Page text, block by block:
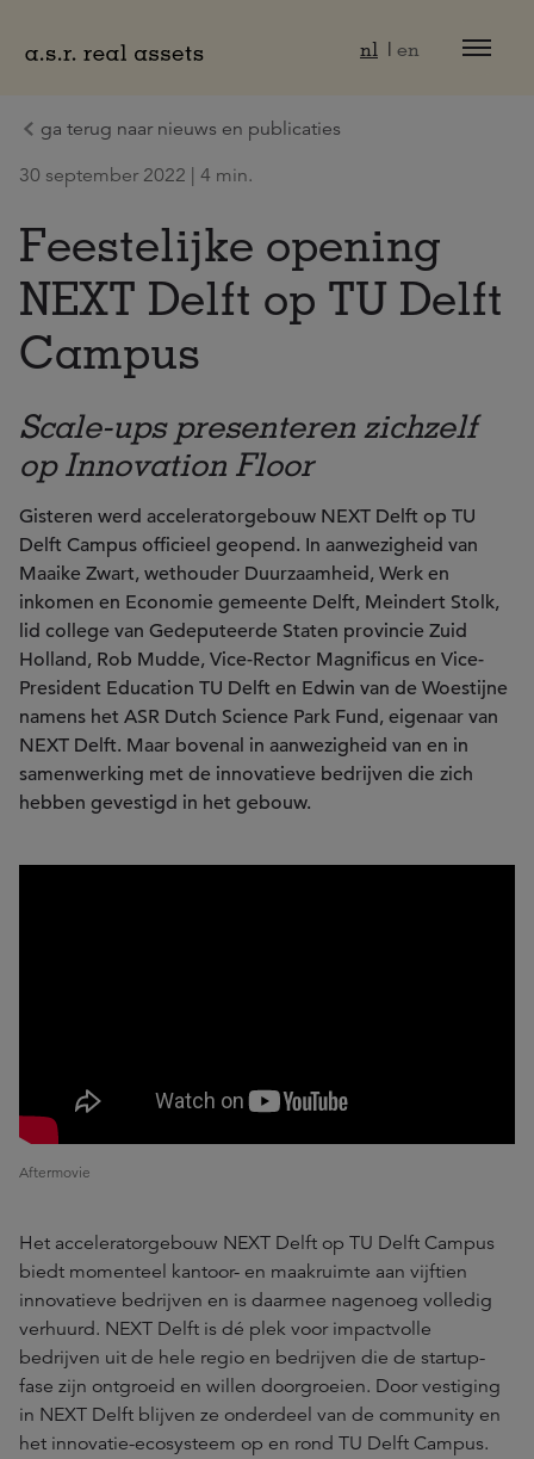
nl en
ga terug naar nieuws en publicaties
30 september 2022 | 4 min.
Feestelijke opening
NEXT Delft op TU Delft
Campus
Scale-ups presenteren zichzelf
op Innovation Floor
Gisteren werd acceleratorgebouw NEXT Delft op TU
Delft Campus officieel geopend. In aanwezigheid van
Maaike Zwart, wethouder Duurzaamheid, Werk en
inkomen en Economie gemeente Delft, Meindert Stolk,
lid college van Gedeputeerde Staten provincie Zuid
Holland, Rob Mudde, Vice-Rector Magnificus en Vice-
President Education TU Delft en Edwin van de Woestijne
namens het ASR Dutch Science Park Fund, eigenaar van
NEXT Delft. Maar bovenal in aanwezigheid van en in
samenwerking met de innovatieve bedrijven die zich
hebben gevestigd in het gebouw.
Aftermovie
Het acceleratorgebouw NEXT Delft op TU Delft Campus
biedt momenteel kantoor- en maakruimte aan vijftien
innovatieve bedrijven en is daarmee nagenoeg volledig
verhuurd. NEXT Delft is dé plek voor impactvolle
bedrijven uit de hele regio en bedrijven die de startup-
fase zijn ontgroeid en willen doorgroeien. Door vestiging
in NEXT Delft blijven ze onderdeel van de community en
het innovatie-ecosysteem op en rond TU Delft Campus.